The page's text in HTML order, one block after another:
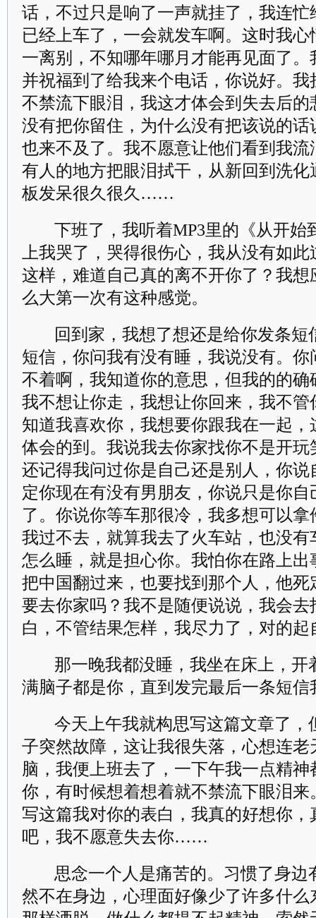
话，不过只是响了一声就挂了，我连
已经上车了，一会就发车啊。这时我
一离别，不知哪年哪月才能再见面了
并祝福到了给我来个电话，你说好。
不禁流下眼泪，我这才体会到失去后
没有把你留住，为什么没有把该说的
也来不及了。我不愿意让他们看到我
有人的地方把眼泪拭干，从新回到洗
板发呆很久很久……
下班了，我听着MP3里的《从开始
上我哭了，哭得很伤心，我从没有如
这样，难道自己真的离不开你了？我
么大第一次有这种感觉。
回到家，我想了想还是给你发条短
短信，你问我有没有睡，我说没有。
不着啊，我知道你的意思，但我的的
我不想让你走，我想让你回来，我不
知道我喜欢你，我想要你跟我在一起
体会的到。我说我去你家找你不是开
还记得我问过你是自己还是别人，你
定你现在有没有男朋友，你说只是你
了。你说你等车那很冷，我多想可以
我过不去，就算我去了火车站，也没
怎么睡，就是担心你。我怕你在路上
把中国翻过来，也要找到那个人，他
要去你家吗？我不是随便说说，我会
白，不管结果怎样，我尽力了，对的起
那一晚我都没睡，我坐在床上，开
满脑子都是你，直到发完最后一条短信
今天上午我就构思写这篇文章了，
子突然故障，这让我很失落，心想连
脑，我便上班去了，一下午我一点精
你，有时候想着想着就不禁流下眼泪
写这篇我对你的表白，我真的好想你
吧，我不愿意失去你……
思念一个人是痛苦的。习惯了身边
然不在身边，心理面好像少了许多什